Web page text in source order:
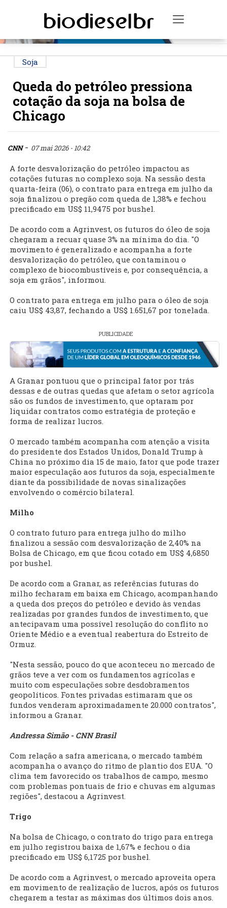
Toggle
Soja
Queda do petróleo pressiona
cotação da soja na bolsa de
Chicago
CNN- 07 mai 2026 - 10:42
A forte desvalorização do petróleo impactou as
cotações futuras no complexo soja. Na sessão desta
quarta-feira (06), o contrato para entrega em julho da
soja finalizou o pregão com queda de 1,38% e fechou
precificado em US$ 11,9475 por bushel.
De acordo com a Agrinvest, os futuros do óleo de soja
chegaram a recuar quase 3% na mínima do dia. "O
movimento é generalizado e acompanha a forte
desvalorização do petróleo, que contaminou o
complexo de biocombustíveis e, por consequência, a
soja em grãos", informou.
O contrato para entrega em julho para o óleo de soja
caiu US$ 43,87, fechando a US$ 1.651,67 por tonelada.
PUBLICIDADE
A Granar pontuou que o principal fator por trás
dessas e de outras quedas que afetam o setor agrícola
são os fundos de investimento, que optaram por
liquidar contratos como estratégia de proteção e
forma de realizar lucros.
O mercado também acompanha com atenção a visita
do presidente dos Estados Unidos, Donald Trump à
China no próximo dia 15 de maio, fator que pode trazer
maior especulação aos futuros da soja, especialmente
diante da possibilidade de novas sinalizações
envolvendo o comércio bilateral.
Milho
O contrato futuro para entrega julho do milho
finalizou a sessão com desvalorização de 2,40% na
Bolsa de Chicago, em que ficou cotado em US$ 4,6850
por bushel.
De acordo com a Granar, as referências futuras do
milho fecharam em baixa em Chicago, acompanhando
a queda dos preços do petróleo e devido às vendas
realizadas por grandes fundos de investimento, que
antecipavam uma possível resolução do conflito no
Oriente Médio e a eventual reabertura do Estreito de
Ormuz.
"Nesta sessão, pouco do que aconteceu no mercado de
grãos teve a ver com os fundamentos agrícolas e
muito com especulações sobre desdobramentos
geopolíticos. Fontes privadas estimaram que os
fundos venderam aproximadamente 20.000 contratos",
informou a Granar.
Andressa Simão - CNN Brasil
Com relação a safra americana, o mercado também
acompanha o avanço do ritmo de plantio dos EUA. "O
clima tem favorecido os trabalhos de campo, mesmo
com problemas pontuais de frio e chuvas em algumas
regiões", destacou a Agrinvest.
Trigo
Na bolsa de Chicago, o contrato do trigo para entrega
em julho registrou baixa de 1,67% e fechou o dia
precificado em US$ 6,1725 por bushel.
De acordo com a Agrinvest, o mercado aproveita opera
em movimento de realização de lucros, após os futuros
chegarem a testar as máximas dos últimos dois anos.